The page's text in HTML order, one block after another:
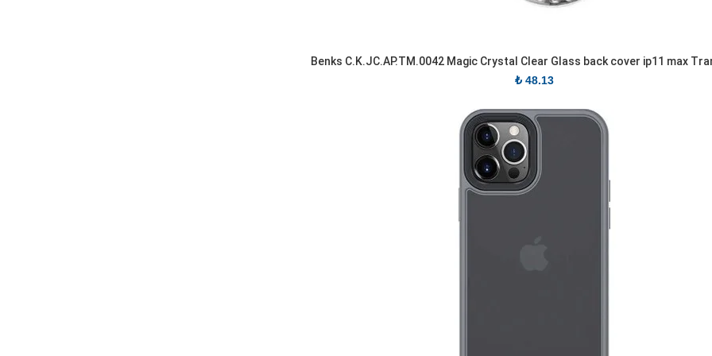
Benks C.K.JC.AP.TM.0042 Magic Crystal Clear Glass back cover ip11 max
₺48.13